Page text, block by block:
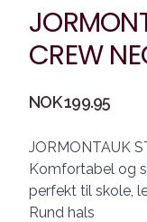
CREW
Produktdetaljer
NOK 199.95
Description
JORMONTAUK
Komfortabel og
perfekt til skole,
Rund hals